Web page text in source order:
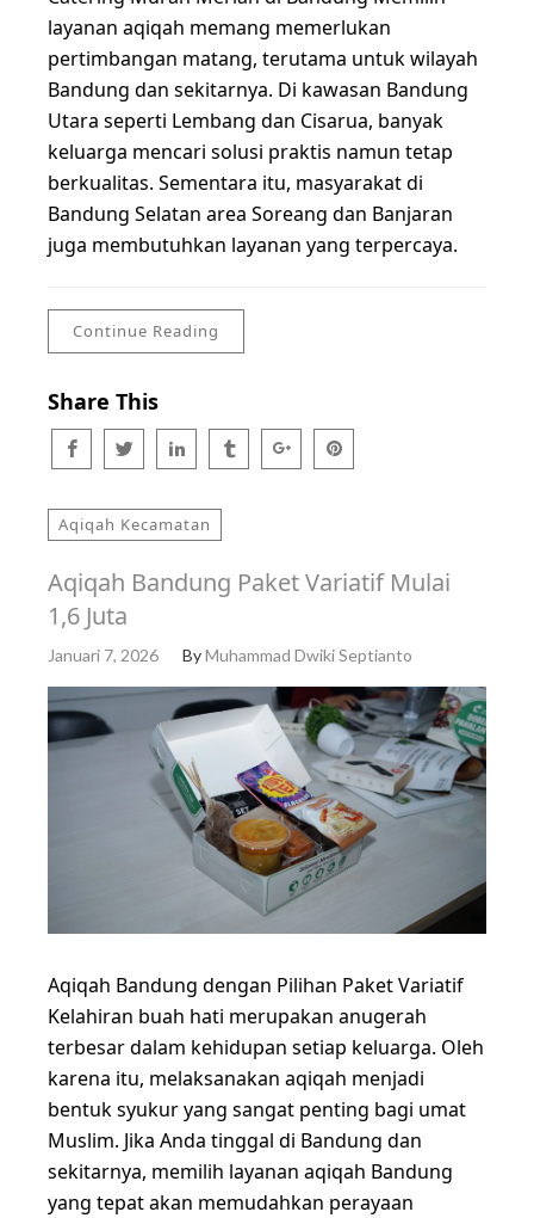
layanan aqiqah memang memerlukan
pertimbangan matang, terutama untuk wilayah
Bandung dan sekitarnya. Di kawasan Bandung
Utara seperti Lembang dan Cisarua, banyak
keluarga mencari solusi praktis namun tetap
berkualitas. Sementara itu, masyarakat di
Bandung Selatan area Soreang dan Banjaran
juga membutuhkan layanan yang terpercaya.
Continue Reading
Share This
Aqiqah Kecamatan
Aqiqah Bandung Paket Variatif Mulai
1,6 Juta
Januari 7, 2026 ByMuhammad Dwiki Septianto
Aqiqah Bandung dengan Pilihan Paket Variatif
Kelahiran buah hati merupakan anugerah
terbesar dalam kehidupan setiap keluarga. Oleh
karena itu, melaksanakan aqiqah menjadi
bentuk syukur yang sangat penting bagi umat
Muslim. Jika Anda tinggal di Bandung dan
sekitarnya, memilih layanan aqiqah Bandung
yang tepat akan memudahkan perayaan